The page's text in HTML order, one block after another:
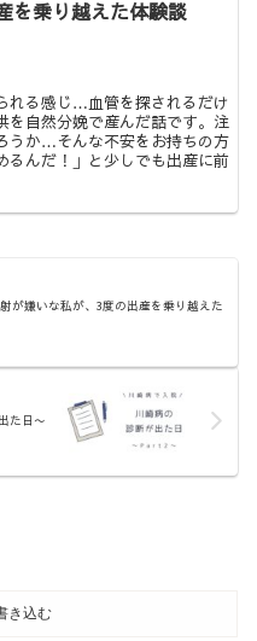
を乗り越えた体験談
れる感じ…血管を探されるだけ
を自然分娩で産んだ話です。注
うか…そんな不安をお持ちの方
るんだ！」と少しでも出産に前
が嫌いな私が、3度の出産を乗り越えた
た日〜
き込む